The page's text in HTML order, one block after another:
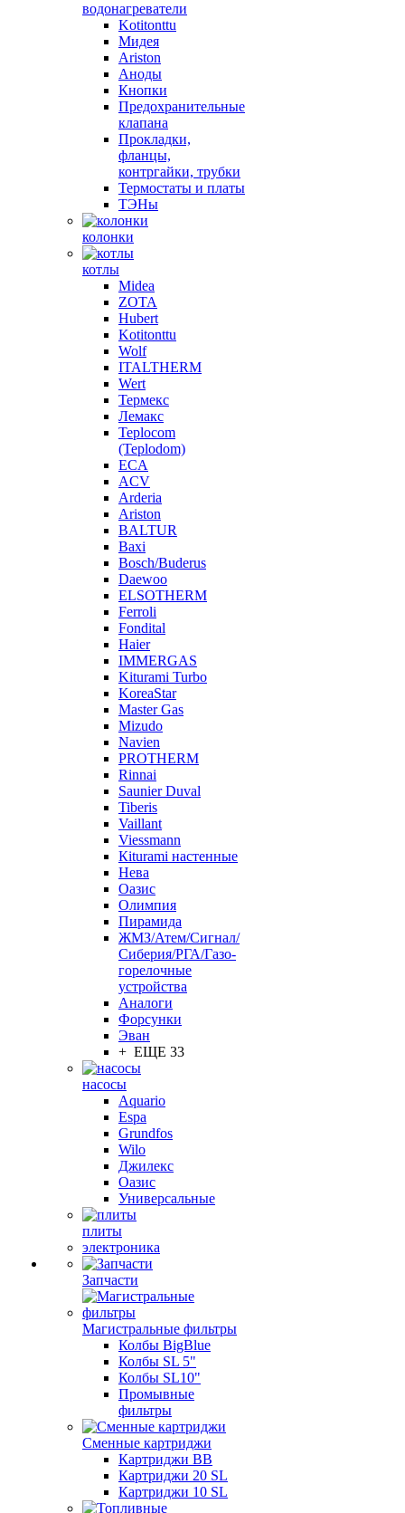
водонагреватели
Kotitonttu
Мидея
Ariston
Аноды
Кнопки
Предохранительные
клапана
Прокладки,
фланцы,
контргайки, трубки
Термостаты и платы
ТЭНы
колонки
котлы
Midea
ZOTA
Hubert
Kotitonttu
Wolf
ITALTHERM
Wert
Термекс
Лемакс
Teplocom
(Teplodom)
ECA
ACV
Arderia
Ariston
BALTUR
Baxi
Bosch/Buderus
Daewoo
ELSOTHERM
Ferroli
Fondital
Haier
IMMERGAS
Kiturami Turbo
KoreaStar
Master Gas
Mizudo
Navien
PROTHERM
Rinnai
Saunier Duval
Tiberis
Vaillant
Viessmann
Кiturami настенные
Нева
Оазис
Олимпия
Пирамида
ЖМЗ/Атем/Сигнал/
Сиберия/РГА/Газо-
горелочные
устройства
Aналоги
Форсунки
Эван
+ ЕЩЕ 33
насосы
Aquario
Espa
Grundfos
Wilo
Джилекс
Оазис
Универсальные
плиты
электроника
Запчасти
Магистральные фильтры
Колбы BigBlue
Колбы SL 5"
Колбы SL10"
Промывные
фильтры
Сменные картриджи
Картриджи BB
Картриджи 20 SL
Картриджи 10 SL